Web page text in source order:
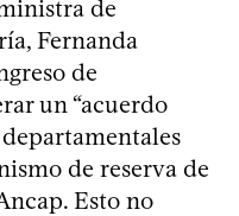
de
Fernanda
de
un “acuerdo
de reserva de
Esto no